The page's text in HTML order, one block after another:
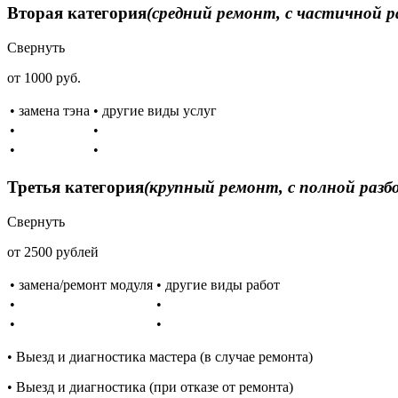
Вторая категория(средний ремонт, с частичной
Свернуть
от 1000 руб.
• замена тэна • другие виды услуг
•
•
•
•
Третья категория(крупный ремонт, с полной
Свернуть
от 2500 рублей
• замена/ремонт модуля • другие виды работ
•
•
•
•
• Выезд и диагностика мастера (в случае ремонта)
• Выезд и диагностика (при отказе от ремонта)